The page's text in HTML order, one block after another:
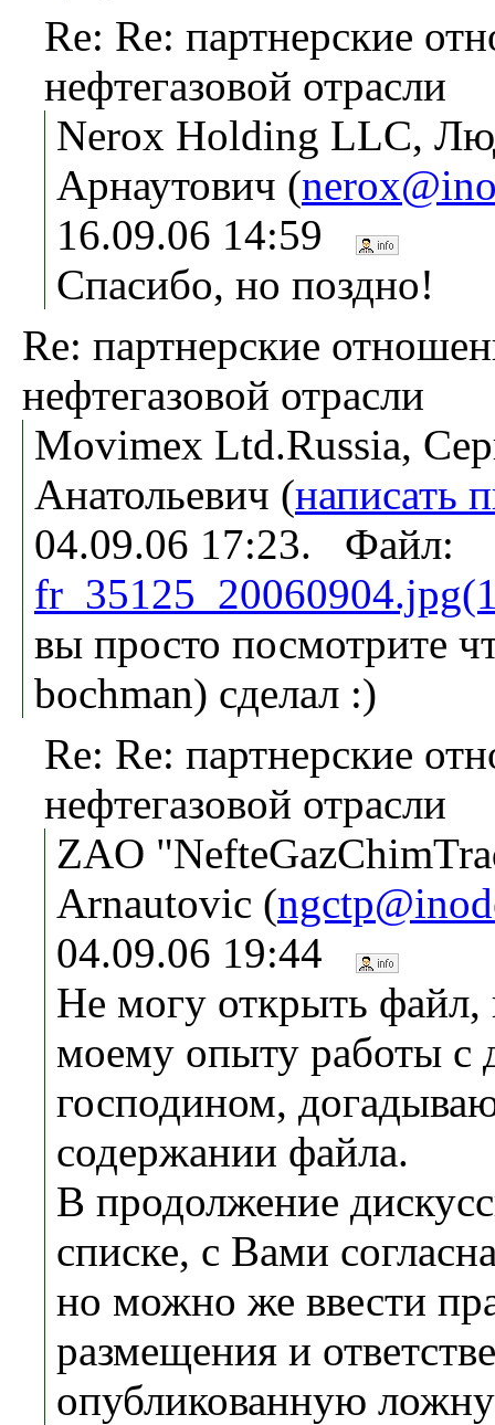
Re: Re: партнерские
нефтегазовой отрасли
Nerox Holding LLC,
Арнаутович (
16.09.06 14:59
Спасибо, но поздно!
Re: партнерские
нефтегазовой отрасли
Movimex Ltd.Russia,
Анатольевич (написать
04.09.06 17:23. Файл:
вы просто посмотрите
bochman) сделал :)
Re: Re: партнерские
нефтегазовой отрасли
ZAO
Arnautovic (
04.09.06 19:44
Не могу открыть файл,
моему опыту работы с
господином,
содержании файла.
В продолжение
списке, с Вами
но можно же ввести
размещения и
опубликованную